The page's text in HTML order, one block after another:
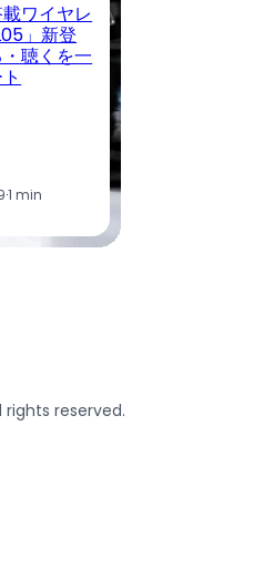
ワイヤレ
」新登
聴くを一
·1 min
rights reserved.